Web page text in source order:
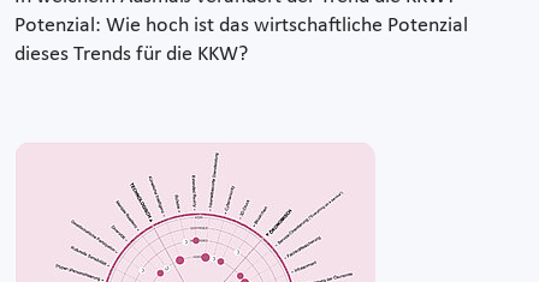
Potenzial: Wie hoch ist das wirtschaftliche Potenzial
dieses Trends für die KKW?